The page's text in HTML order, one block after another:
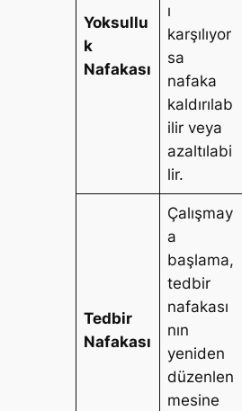
Yoksullu
k
Nafakası
ı
karşılıyor
sa
nafaka
kaldırılab
ilir veya
azaltılabi
lir.
Tedbir
Nafakası
Çalışmay
a
başlama,
tedbir
nafakası
nın
yeniden
düzenlen
mesine